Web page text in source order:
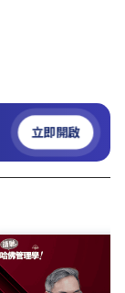
立即開啟